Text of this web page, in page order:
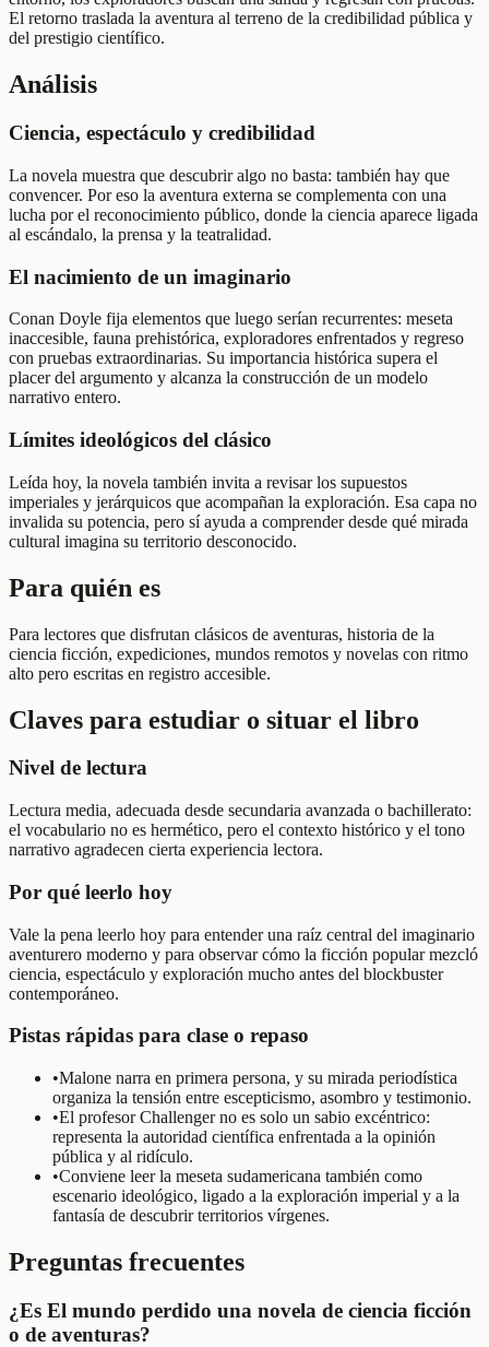
El retorno traslada la aventura al terreno de la credibilidad pública y
del prestigio científico.
Análisis
Ciencia, espectáculo y credibilidad
La novela muestra que descubrir algo no basta: también hay que
convencer. Por eso la aventura externa se complementa con una
lucha por el reconocimiento público, donde la ciencia aparece ligada
al escándalo, la prensa y la teatralidad.
El nacimiento de un imaginario
Conan Doyle fija elementos que luego serían recurrentes: meseta
inaccesible, fauna prehistórica, exploradores enfrentados y regreso
con pruebas extraordinarias. Su importancia histórica supera el
placer del argumento y alcanza la construcción de un modelo
narrativo entero.
Límites ideológicos del clásico
Leída hoy, la novela también invita a revisar los supuestos
imperiales y jerárquicos que acompañan la exploración. Esa capa no
invalida su potencia, pero sí ayuda a comprender desde qué mirada
cultural imagina su territorio desconocido.
Para quién es
Para lectores que disfrutan clásicos de aventuras, historia de la
ciencia ficción, expediciones, mundos remotos y novelas con ritmo
alto pero escritas en registro accesible.
Claves para estudiar o situar el libro
Nivel de lectura
Lectura media, adecuada desde secundaria avanzada o bachillerato:
el vocabulario no es hermético, pero el contexto histórico y el tono
narrativo agradecen cierta experiencia lectora.
Por qué leerlo hoy
Vale la pena leerlo hoy para entender una raíz central del imaginario
aventurero moderno y para observar cómo la ficción popular mezcló
ciencia, espectáculo y exploración mucho antes del blockbuster
contemporáneo.
Pistas rápidas para clase o repaso
•Malone narra en primera persona, y su mirada periodística
organiza la tensión entre escepticismo, asombro y testimonio.
•El profesor Challenger no es solo un sabio excéntrico:
representa la autoridad científica enfrentada a la opinión
pública y al ridículo.
•Conviene leer la meseta sudamericana también como
escenario ideológico, ligado a la exploración imperial y a la
fantasía de descubrir territorios vírgenes.
Preguntas frecuentes
¿Es El mundo perdido una novela de ciencia ficción
o de aventuras?